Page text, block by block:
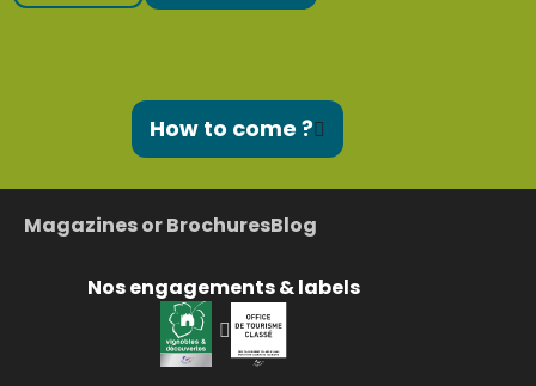
How to come ?
Magazines or BrochuresBlog
Nos engagements & labels